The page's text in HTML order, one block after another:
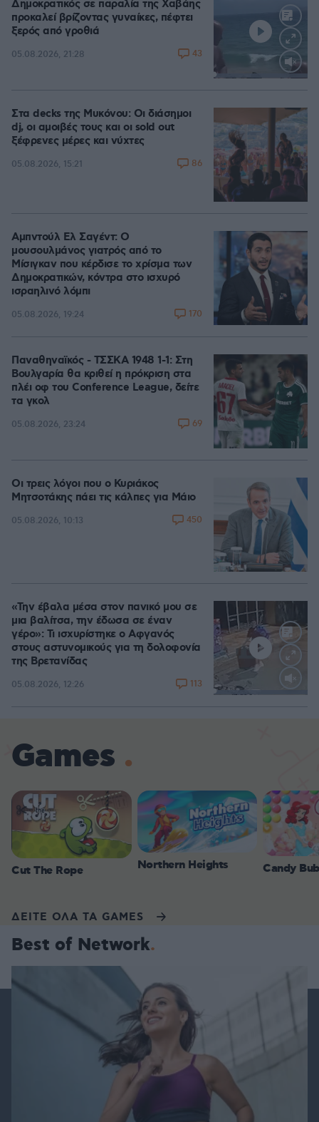
Loaded
Δημοκρατικός σε παραλία της Χαβάης
προκαλεί βρίζοντας γυναίκες, πέφτει
ξερός από γροθιά
05.08.2026, 21:28 43
Στα decks της Μυκόνου: Οι διάσημοι
dj, οι αμοιβές τους και οι sold out
ξέφρενες μέρες και νύχτες
05.08.2026, 15:21 86
Αμπντούλ Ελ Σαγέντ: Ο
μουσουλμάνος γιατρός από το
Μίσιγκαν που κέρδισε το χρίσμα των
Δημοκρατικών, κόντρα στο ισχυρό
ισραηλινό λόμπι
05.08.2026, 19:24 170
Παναθηναϊκός - ΤΣΣΚΑ 1948 1-1: Στη
Βουλγαρία θα κριθεί η πρόκριση στα
πλέι οφ του Conference League, δείτε
τα γκολ
05.08.2026, 23:24 69
Οι τρεις λόγοι που ο Κυριάκος
Μητσοτάκης πάει τις κάλπες για Μάιο
05.08.2026, 10:13 450
«Την έβαλα μέσα στον πανικό μου σε
μια βαλίτσα, την έδωσα σε έναν
γέρο»: Τι ισχυρίστηκε ο Αφγανός
στους αστυνομικούς για τη δολοφονία
της Βρετανίδας
05.08.2026, 12:26 113
Games
Cut The Rope Northern Heights Candy
ΔΕΙΤΕ ΟΛΑ ΤΑ GAMES
Best of Network